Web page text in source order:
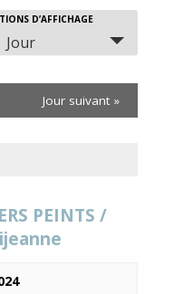
D’AFFICHAGE
Jour
Jour suivant »
PEINTS /